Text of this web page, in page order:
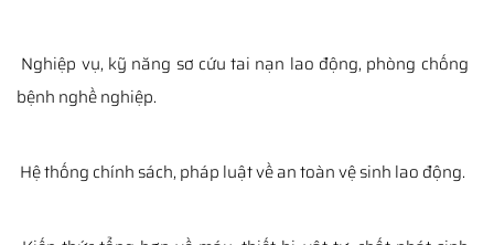
Nghiệp vụ, kỹ năng sơ cứu tai nạn lao động, phòng chống
bệnh nghề nghiệp.
Hệ thống chính sách, pháp luật về an toàn vệ sinh lao động.